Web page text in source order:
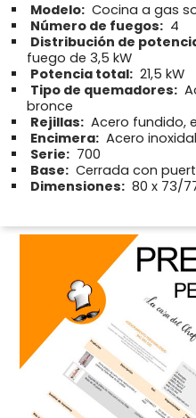
Modelo: Cocina a gas
Número de fuegos: 4
Distribución de
fuego de 3,5 kW
Potencia total: 21,5 kW
Tipo de quemadores:
bronce
Rejillas: Acero fundido,
Encimera: Acero
Serie: 700
Base: Cerrada con
Dimensiones: 80 x 73/